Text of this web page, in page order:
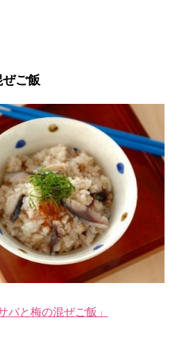
ぜご飯
バと梅の混ぜご飯」